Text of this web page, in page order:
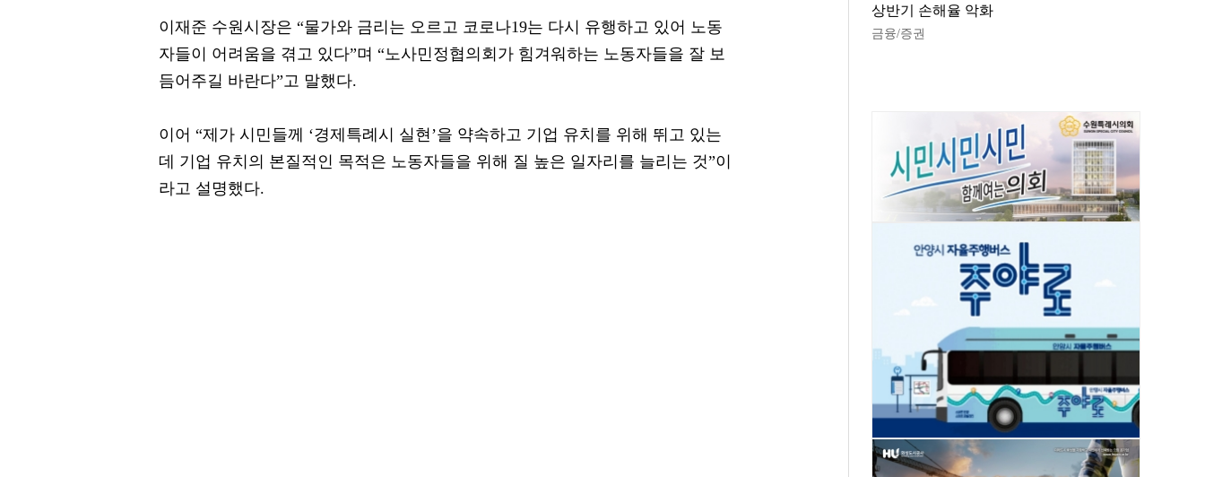
이재준 수원시장은 “물가와 금리는 오르고 코로나19는 다시 유행하고 있어 노동
자들이 어려움을 겪고 있다”며 “노사민정협의회가 힘겨워하는 노동자들을 잘 보
듬어주길 바란다”고 말했다.
이어 “제가 시민들께 ‘경제특례시 실현’을 약속하고 기업 유치를 위해 뛰고 있는
데 기업 유치의 본질적인 목적은 노동자들을 위해 질 높은 일자리를 늘리는 것”이
라고 설명했다.
상반기 손해율 악화
금융/증권